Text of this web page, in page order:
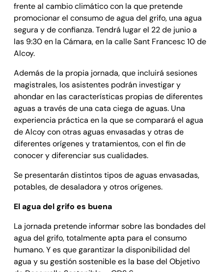
frente al cambio climático con la que pretende
promocionar el consumo de agua del grifo, una agua
segura y de confianza. Tendrá lugar el 22 de junio a
las 9:30 en la Cámara, en la calle Sant Francesc 10 de
Alcoy.
Además de la propia jornada, que incluirá sesiones
magistrales, los asistentes podrán investigar y
ahondar en las características propias de diferentes
aguas a través de una cata ciega de aguas. Una
experiencia práctica en la que se comparará el agua
de Alcoy con otras aguas envasadas y otras de
diferentes orígenes y tratamientos, con el fin de
conocer y diferenciar sus cualidades.
Se presentarán distintos tipos de aguas envasadas,
potables, de desaladora y otros orígenes.
El agua del grifo es buena
La jornada pretende informar sobre las bondades del
agua del grifo, totalmente apta para el consumo
humano. Y es que garantizar la disponibilidad del
agua y su gestión sostenible es la base del Objetivo